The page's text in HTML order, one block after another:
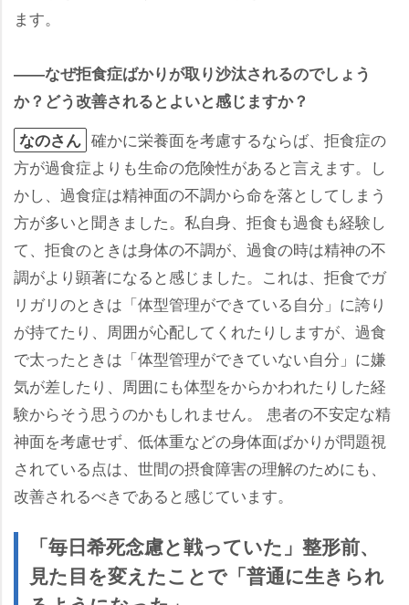
ます。
――なぜ拒食症ばかりが取り沙汰されるのでしょう
か？どう改善されるとよいと感じますか？
なのさん 確かに栄養面を考慮するならば、拒食症の
方が過食症よりも生命の危険性があると言えます。し
かし、過食症は精神面の不調から命を落としてしまう
方が多いと聞きました。私自身、拒食も過食も経験し
て、拒食のときは身体の不調が、過食の時は精神の不
調がより顕著になると感じました。これは、拒食でガ
リガリのときは「体型管理ができている自分」に誇り
が持てたり、周囲が心配してくれたりしますが、過食
で太ったときは「体型管理ができていない自分」に嫌
気が差したり、周囲にも体型をからかわれたりした経
験からそう思うのかもしれません。 患者の不安定な精
神面を考慮せず、低体重などの身体面ばかりが問題視
されている点は、世間の摂食障害の理解のためにも、
改善されるべきであると感じています。
「毎日希死念慮と戦っていた」整形前、
見た目を変えたことで「普通に生きられ